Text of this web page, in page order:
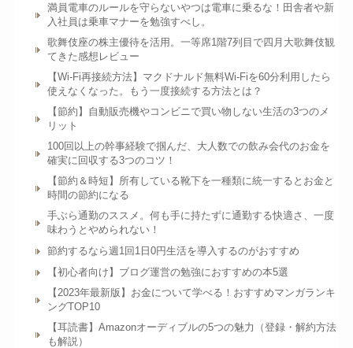
満員電車のルールを守らないやつは電車に乗るな！田舎者や新
入社員は乗車マナーを勉強すべし。
歌舞伎座の株主優待を活用。一等席1階7列目で四月大歌舞伎観
てきた感想レビュー
【Wi-Fi再接続方法】マクドナルド無料Wi-Fiを60分利用したら
使えなくなった。もう一度接続する方法とは？
【節約】自動販売機やコンビニで買い物しない生活の3つのメ
リット
100回以上の幹事経験で掴んだ、大人数での飲み会代のお金を
確実に回収する3つのコツ！
【節約＆時短】所有している靴下を一種類に統一するとお金と
時間の節約になる
手ぶら通勤のススメ。何も手に持たずに通勤する快適さ、一度
味わうとやめられない！
節約するなら週1回1日0円生活を導入するのがおすすめ
【初心者向け】ブログ運営の勉強におすすめの本5選
【2023年最新版】お金について学べる！おすすめマンガランキ
ングTOP10
【耳読書】Amazonオーディブルの5つの魅力（登録・解約方法
も解説）